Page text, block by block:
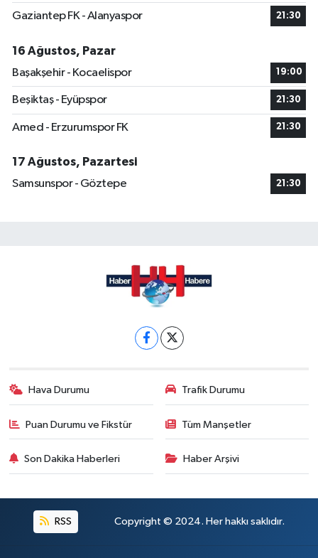
Gaziantep FK - Alanyaspor 21:30
16 Ağustos, Pazar
Başakşehir - Kocaelispor
19:00
Beşiktaş - Eyüpspor 21:30
Amed - Erzurumspor FK 21:30
17 Ağustos, Pazartesi
Samsunspor - Göztepe
21:30
Hava Durumu Trafik Durumu
Puan Durumu ve Fikstür Tüm Manşetler
Son Dakika Haberleri Haber Arşivi
RSS Copyright © 2024. Her hakkı saklıdır.